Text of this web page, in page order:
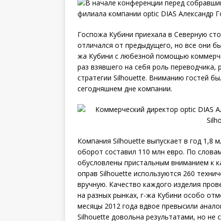
Госпожа Кубини приехала в Северную
отличался от предыдущего, но все они
жа Кубини с любезной помощью
раз взявшего на себя роль
стратегии Silhouette. Вниманию гостей
сегодняшнем дне компании.
Компания Silhouette выпускает в год 1,8
оборот составил 110 млн евро. По
обусловлены пристальным вниманием к
оправ Silhouette используются 260
вручную. Качество каждого изделия
на разных рынках, г-жа Кубини особо
месяцы 2012 года вдвое превысили
Silhouette довольна результатами, но не